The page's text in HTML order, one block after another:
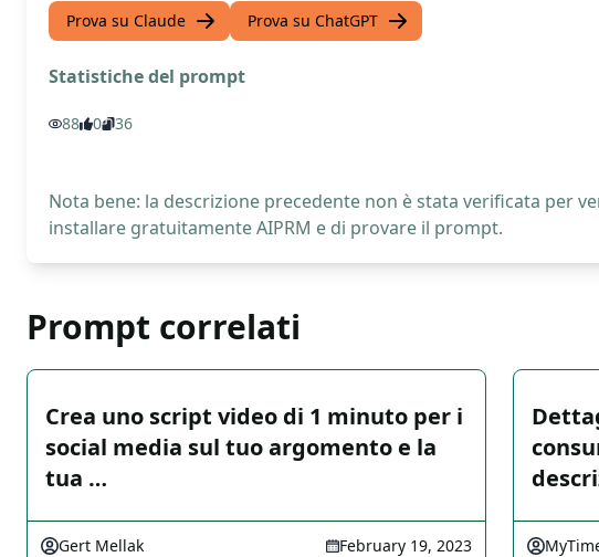
Prova su Claude Prova su ChatGPT
Statistiche del prompt
88 0 36
Nota bene: la descrizione precedente non è stata verificata per
installare gratuitamente AIPRM e di provare il prompt.
Prompt correlati
Crea uno script video di 1 minuto per i
social media sul tuo argomento e la
tua …
Gert Mellak February 19, 2023